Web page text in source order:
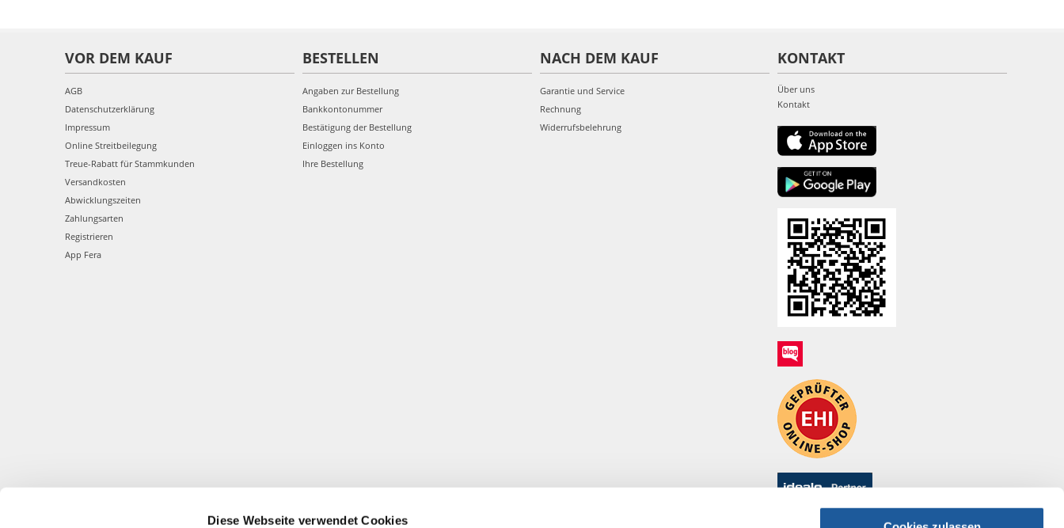
Diese Webseite verwendet Cookies
VOR DEM KAUF
AGB
Datenschutzerklärung
Impressum
Online Streitbeilegung
Treue-Rabatt für Stammkunden
Versandkosten
Abwicklungszeiten
Zahlungsarten
Registrieren
App Fera
BESTELLEN
Angaben zur Bestellung
Bankkontonummer
Bestätigung der Bestellung
Einloggen ins Konto
Ihre Bestellung
NACH DEM KAUF
Garantie und Service
Rechnung
Widerrufsbelehrung
KONTAKT
Über uns
Kontakt